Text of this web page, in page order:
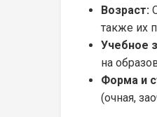
Возраст:
также их
Учебное
на
Форма и
(очная,